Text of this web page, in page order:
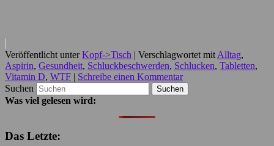
Veröffentlicht unter Kopf->Tisch | Verschlagwortet mit Alltag,
Aspirin, Gesundheit, Schluckbeschwerden, Schlucken, Tabletten,
Vitamin D, WTF | Schreibe einen Kommentar
Suchen
Was viel gelesen wird:
Das Letzte: